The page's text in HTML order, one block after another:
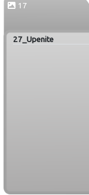
17
27_Upenite